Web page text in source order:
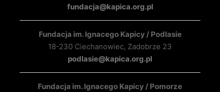
fundacja@kapica.org.pl
Fundacja im. Ignacego Kapicy / Podlasie
18-230 Ciechanowiec, Zadobrze 23
podlasie@kapica.org.pl
Fundacja im. Ignacego Kapicy / Pomorze